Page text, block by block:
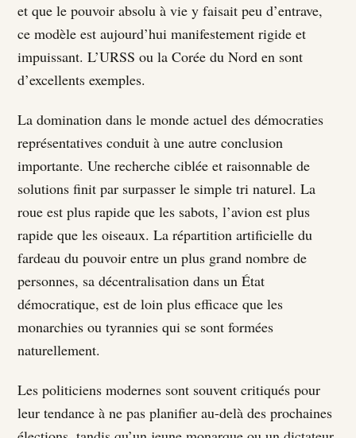
et que le pouvoir absolu à vie y faisait peu d’entrave,
ce modèle est aujourd’hui manifestement rigide et
impuissant. L’URSS ou la Corée du Nord en sont
d’excellents exemples.
La domination dans le monde actuel des démocraties
représentatives conduit à une autre conclusion
importante. Une recherche ciblée et raisonnable de
solutions finit par surpasser le simple tri naturel. La
roue est plus rapide que les sabots, l’avion est plus
rapide que les oiseaux. La répartition artificielle du
fardeau du pouvoir entre un plus grand nombre de
personnes, sa décentralisation dans un État
démocratique, est de loin plus efficace que les
monarchies ou tyrannies qui se sont formées
naturellement.
Les politiciens modernes sont souvent critiqués pour
leur tendance à ne pas planifier au-delà des prochaines